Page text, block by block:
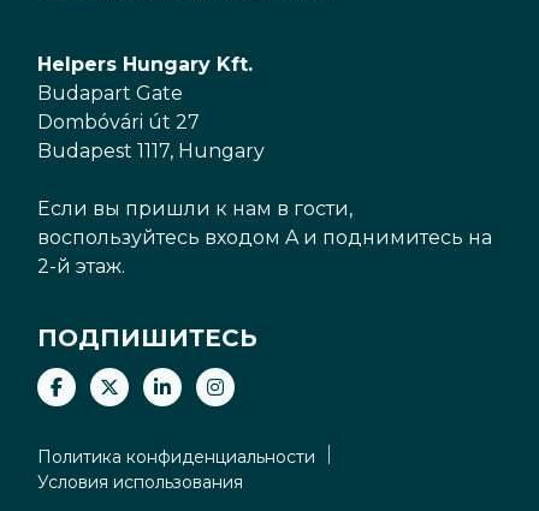
Helpers Hungary Kft.
Budapart Gate
Dombóvári út 27
Budapest 1117, Hungary
Если вы пришли к нам в гости,
воспользуйтесь входом A и поднимитесь на
2-й этаж.
ПОДПИШИТЕСЬ
Политика конфиденциальности
Условия использования